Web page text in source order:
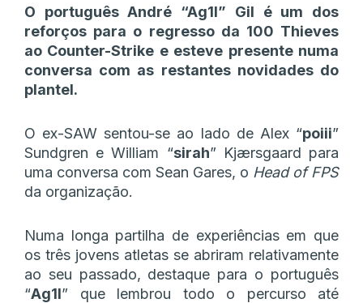
O português André “Ag1l” Gil é um dos
reforços para o regresso da 100 Thieves
ao Counter-Strike e esteve presente numa
conversa com as restantes novidades do
plantel.
O ex-SAW sentou-se ao lado de Alex “poiii”
Sundgren e William “sirah” Kjærsgaard para
uma conversa com Sean Gares, o Head of FPS
da organização.
Numa longa partilha de experiências em que
os três jovens atletas se abriram relativamente
ao seu passado, destaque para o português
“Ag1l” que lembrou todo o percurso até